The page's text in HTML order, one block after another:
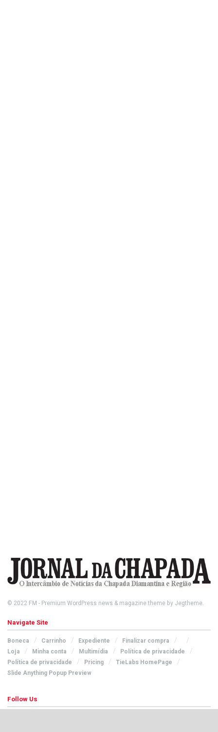
© 2022 FM - Premium WordPress news & magazine theme by Jegtheme.
Navigate Site
Boneca Carrinho Expediente
Finalizar compra
Loja
Minha conta Multimídia
Política de privacidade
Política de privacidade
Pricing
TieLabs HomePage
Slide Anything Popup Preview
Follow Us